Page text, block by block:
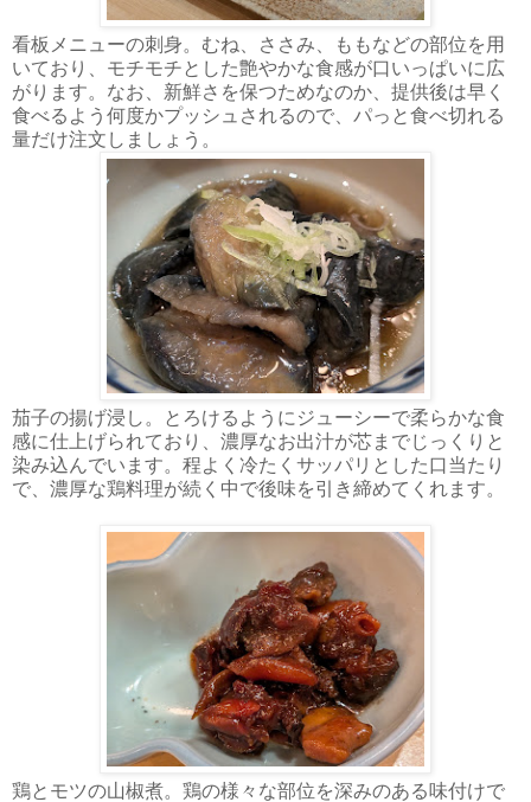
看板メニューの刺身。むね、ささみ、ももなどの部位を用
いており、モチモチとした艶やかな食感が口いっぱいに広
がります。なお、新鮮さを保つためなのか、提供後は早く
食べるよう何度かプッシュされるので、パっと食べ切れる
量だけ注文しましょう。
茄子の揚げ浸し。とろけるようにジューシーで柔らかな食
感に仕上げられており、濃厚なお出汁が芯までじっくりと
染み込んでいます。程よく冷たくサッパリとした口当たり
で、濃厚な鶏料理が続く中で後味を引き締めてくれます。
鶏とモツの山椒煮。鶏の様々な部位を深みのある味付けで